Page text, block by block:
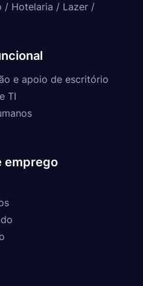
/ Hotelaria / Lazer /
e apoio de escritório
TI
emprego